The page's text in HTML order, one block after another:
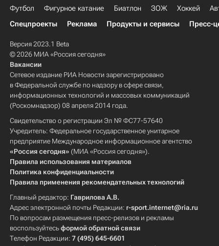
Футбол Фигурное катание Биатлон ЗОЖ Хоккей
Спецпроекты
Реклама Продукты и сервисы Пресс-
Версия 2023.1 Beta
© 2026 МИА «Россия сегодня»
Вакансии
Сетевое издание РИА Новости зарегистрировано
в Федеральной службе по надзору в сфере связи,
информационных технологий и массовых коммуникаций
(Роскомнадзор) 08 апреля 2014 года.
Свидетельство о регистрации Эл № ФС77-57640
Учредитель: Федеральное государственное унитарное
предприятие Международное информационное агентство
«Россия сегодня» (МИА «Россия сегодня»).
Правила использования материалов
Политика конфиденциальности
Правила применения рекомендательных технологий
Главный редактор: Гаврилова А.В.
Адрес электронной почты Редакции: r-sport.internet@ria.ru
По вопросам размещения пресс-релизов и рекламы
воспользуйтесьформой обратной связи
Телефон Редакции: 7 (495) 645-6601